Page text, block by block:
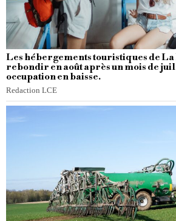
Les hébergements touristiques de
rebondir en août après un mois de
occupation en baisse.
Redaction LCE